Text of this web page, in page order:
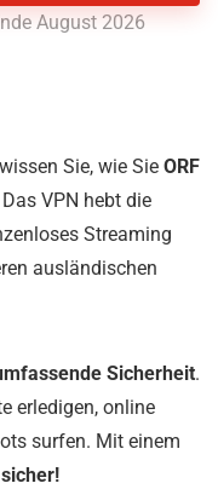
August 2026
Sie, wie Sie ORF
VPN hebt die
Streaming
ausländischen
Sicherheit.
erledigen, online
surfen. Mit einem